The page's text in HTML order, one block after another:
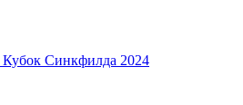
Кубок Синкфилда 2024